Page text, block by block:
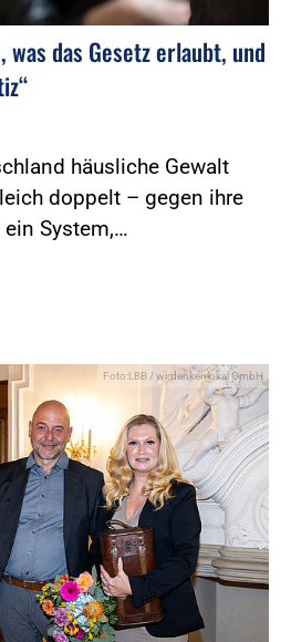
das Gesetz erlaubt, und
häusliche Gewalt
doppelt – gegen ihre
System,…
Foto:LBB / wirdenkenlokal GmbH